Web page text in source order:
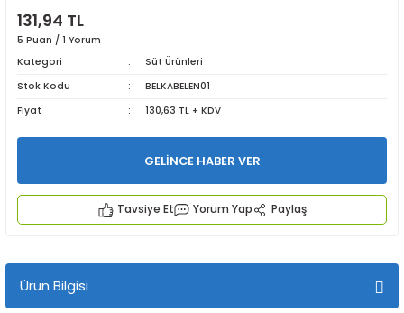
131,94 TL
5 Puan / 1 Yorum
Kategori
Süt Ürünleri
Stok Kodu
BELKABELEN01
Fiyat
130,63 TL + KDV
GELİNCE HABER VER
Tavsiye Et Yorum Yap Paylaş
Ürün Bilgisi